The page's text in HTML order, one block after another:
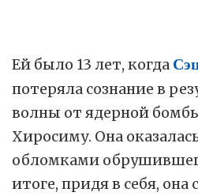
Ей было 13 лет, когда
потеряла сознание в
волны от ядерной
Хиросиму. Она
обломками
итоге, придя в себя, она